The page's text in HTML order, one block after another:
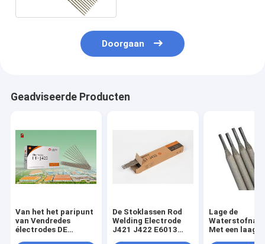
Doorgaan
Geadviseerde Producten
Van het het paripunt
van Vendredes
électrodes DE
De Stoklassen Rod
Welding Electrode
J421 J422 E6013
Lage de
Met een laag